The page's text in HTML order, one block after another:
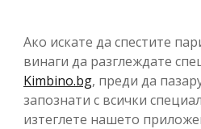
Ако искате да спестите
винаги да разглеждате
Kimbino.bg, преди да
запознати с всички
изтеглете нашето